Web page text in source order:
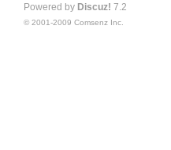
Powered by Discuz! 7.2
© 2001-2009 Comsenz Inc.